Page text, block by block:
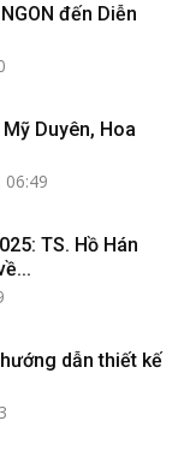
đến Diễn
Duyên, Hoa
TS. Hồ Hán
dẫn thiết kế